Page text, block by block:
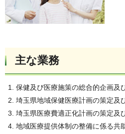
主な業務
保健及び医療施策の総合的企画及
埼玉県地域保健医療計画の策定及
埼玉県医療費適正化計画の策定及
地域医療提供体制の整備に係る共